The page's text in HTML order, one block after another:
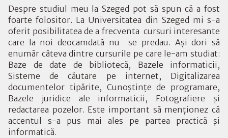
Despre studiul meu la Szeged pot să spun că a fost
foarte folositor. La Universitatea din Szeged mi s-a
oferit posibilitatea de a frecventa cursuri interesante
care la noi deocamdată nu se predau. Aşi dori să
enumăr câteva dintre cursurile pe care le-am studiat:
Baze de date de bibliotecă, Bazele informaticii,
Sisteme de căutare pe internet, Digitalizarea
documentelor tipărite, Cunoştinţe de programare,
Bazele juridice ale informaticii, Fotografiere şi
redactarea pozelor. Este important să menţionez că
accentul s-a pus mai ales pe partea practică şi
informatică.